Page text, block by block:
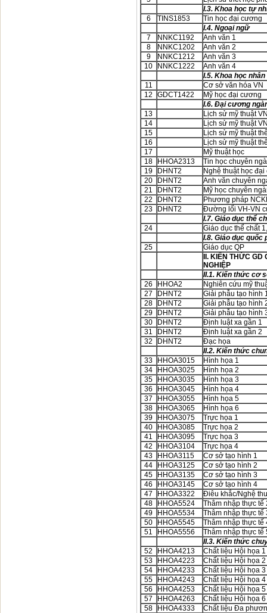
I.3. Khoa học tự
6
TINS1853
Tin học đại cương
I.4. Ngoại ngữ
7
NNKC1192
Anh văn 1
8
NNKC1202
Anh văn 2
9
NNKC1212
Anh văn 3
10
NNKC1222
Anh văn 4
I.5. Khoa học nhân
11
Cơ sở văn hóa VN
12
GDCT1422
Mỹ học đại cương
I.6. Đại cương
13
Lịch sử mỹ thuật
14
Lịch sử mỹ thuật
15
Lịch sử mỹ thuật
16
Lịch sử mỹ thuật
17
Mỹ thuật học
18
HHOA2313
Tin học chuyên
19
DHNT2
Nghệ thuật học
20
DHNT2
Anh văn chuyên
21
DHNT2
Mỹ học chuyên
22
DHNT2
Phương pháp
23
DHNT2
Đường lối VH-VN
I.7. Giáo dục thể
24
Giáo dục thể chất
I.8. Giáo dục quốc
25
Giáo dục QP
II. KIẾN THỨC GD
NGHIỆP
II.1. Kiến thức cơ
26
HHOA2
Nghiên cứu mỹ
27
DHNT2
Giải phẫu tạo hình
28
DHNT2
Giải phẫu tạo hình
29
DHNT2
Giải phẫu tạo hình
30
DHNT2
Định luật xa gần 1
31
DHNT2
Định luật xa gần 2
32
DHNT2
Đạc họa
II.2. Kiến thức
33
HHOA3015
Hình họa 1
34
HHOA3025
Hình họa 2
35
HHOA3035
Hình họa 3
36
HHOA3045
Hình họa 4
37
HHOA3055
Hình họa 5
38
HHOA3065
Hình họa 6
39
HHOA3075
Trực họa 1
40
HHOA3085
Trực họa 2
41
HHOA3095
Trực họa 3
42
HHOA3104
Trực họa 4
43
HHOA3115
Cơ sở tạo hình 1
44
HHOA3125
Cơ sở tạo hình 2
45
HHOA3135
Cơ sở tạo hình 3
46
HHOA3145
Cơ sở tạo hình 4
47
HHOA3322
Điêu khắc/Nghệ
48
HHOA5524
Thâm nhập thực tế
49
HHOA5534
Thâm nhập thực tế
50
HHOA5545
Thâm nhập thực tế
51
HHOA5556
Thâm nhập thực tế
II.3. Kiến thức
52
HHOA4213
Chất liệu Hội họa 1
53
HHOA4223
Chất liệu Hội họa 2
54
HHOA4233
Chất liệu Hội họa 3
55
HHOA4243
Chất liệu Hội họa 4
56
HHOA4253
Chất liệu Hội họa 5
57
HHOA4263
Chất liệu Hội họa 6
58
HHOA4333
Chất liệu Đa